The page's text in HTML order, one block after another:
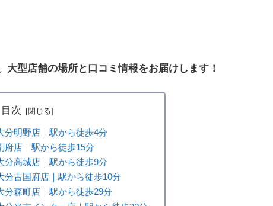
型店舗の場所と口コミ情報をお届けします！
目次
分明野店｜駅から徒歩4分
府店｜駅から徒歩15分
分高城店｜駅から徒歩9分
分古国府店｜駅から徒歩10分
分森町店｜駅から徒歩29分